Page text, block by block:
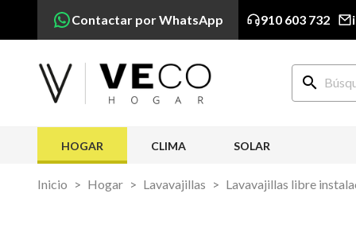
Contactar por WhatsApp 910 603 732
search
HOGAR CLIMA SOLAR
Inicio Hogar Lavavajillas Lavavajillas libre